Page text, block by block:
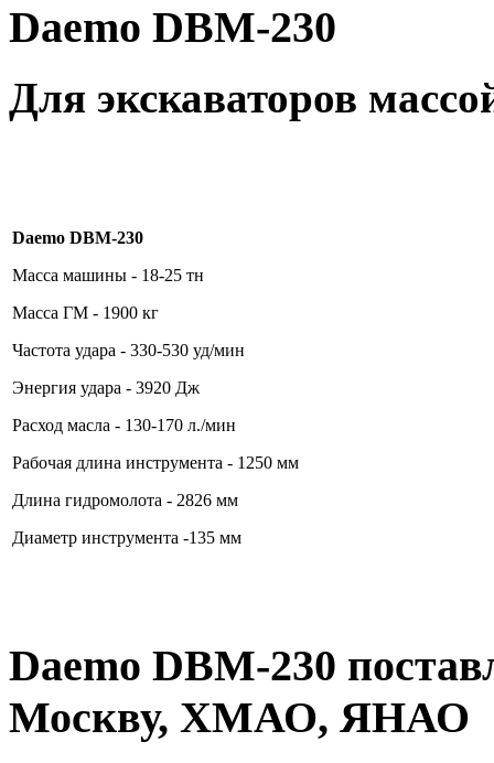
Daemo DBM-230
Для экскаваторов
Daemo DBM-230
Масса машины - 18-25 тн
Масса ГМ - 1900 кг
Частота удара - 330-530 уд/мин
Энергия удара - 3920 Дж
Расход масла - 130-170 л./мин
Рабочая длина инструмента - 1250 мм
Длина гидромолота - 2826 мм
Диаметр инструмента -135 мм
Daemo DBM-230
Москву, ХМАО, ЯНАО